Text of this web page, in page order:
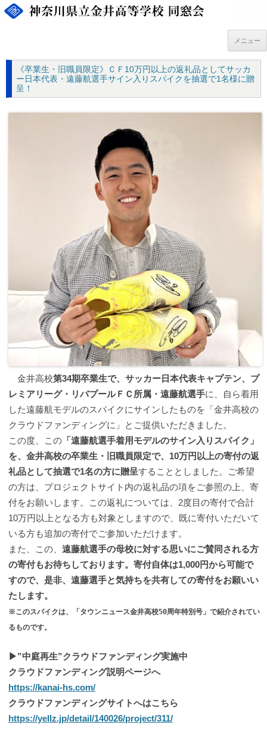
ン
キ
メニュー
《卒業生・旧職員限定》ＣＦ10万円以上の返礼品としてサッカ
ー日本代表・遠藤航選手サイン入りスパイクを抽選で1名様に贈
呈！
金井高校第34期卒業生で、サッカー日本代表キャプテン、プ
レミアリーグ・リバプールＦＣ所属・遠藤航選手に、自ら着用
した遠藤航モデルのスパイクにサインしたものを「金井高校の
クラウドファンディングに」とご提供いただきました。
この度、この 「遠藤航選手着用モデルのサイン入りスパイク」
を、金井高校の卒業生・旧職員限定で、10万円以上の寄付の返
礼品として抽選で1名の方に贈呈することとしました。ご希望
の方は、プロジェクトサイト内の返礼品の項をご参照の上、寄
付をお願いします。この返礼については、2度目の寄付で合計
10万円以上となる方も対象としますので、既に寄付いただいて
いる方も追加の寄付でご参加いただけます。
また、この、 遠藤航選手の母校に対する思いにご賛同される方
の寄付もお待ちしております。寄付自体は1,000円から可能で
すので、是非、遠藤選手と気持ちを共有しての寄付をお願いい
たします。
※このスパイクは、「タウンニュース金井高校50周年特別号」で紹介されてい
るものです。
▶”中庭再生”クラウドファンディング実施中
クラウドファンディング説明ページへ
https://kanai-hs.com/
クラウドファンディングサイトへはこちら
https://yellz.jp/detail/140026/project/311/